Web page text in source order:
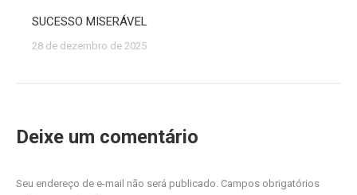
SUCESSO MISERÁVEL
28 de dezembro de 2025
Deixe um comentário
Seu endereço de e-mail não será publicado. Campos obrigatórios